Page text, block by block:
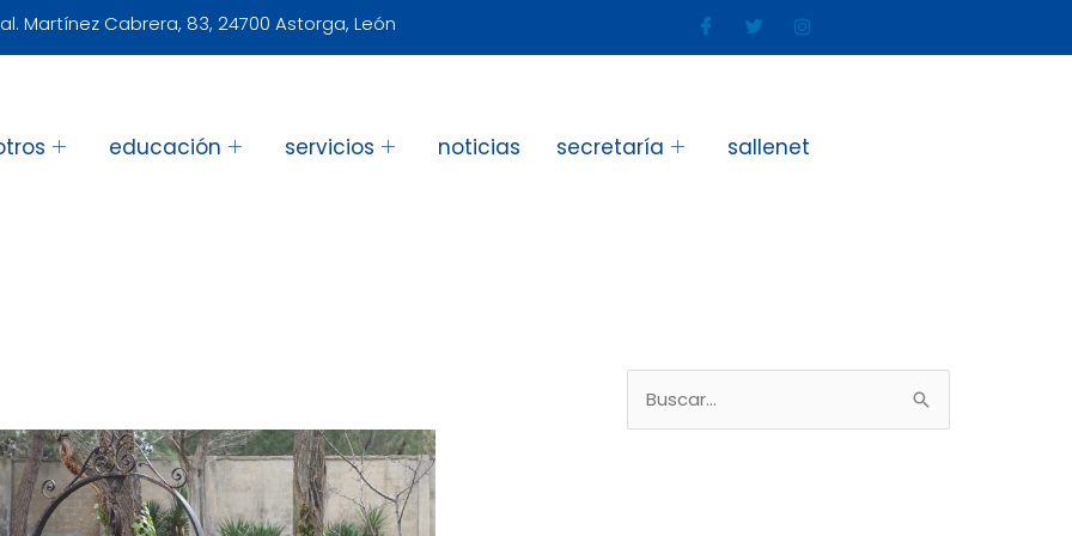
Martínez Cabrera, 83, 24700 Astorga, León
educación servicios noticias secretaría sallenet